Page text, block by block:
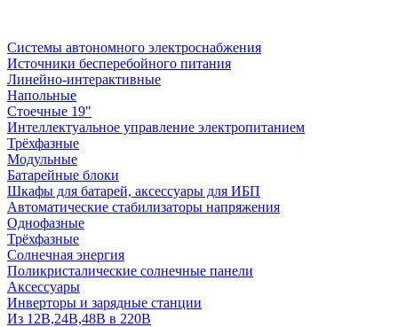
Системы автономного электроснабжения
Источники бесперебойного питания
Линейно-интерактивные
Напольные
Стоечные 19"
Интеллектуальное управление электропитанием
Трёхфазные
Модульные
Батарейные блоки
Шкафы для батарей, аксессуары для ИБП
Автоматические стабилизаторы напряжения
Однофазные
Трёхфазные
Солнечная энергия
Поликристалические солнечные панели
Аксессуары
Инверторы и зарядные станции
Из 12В,24В,48В в 220В